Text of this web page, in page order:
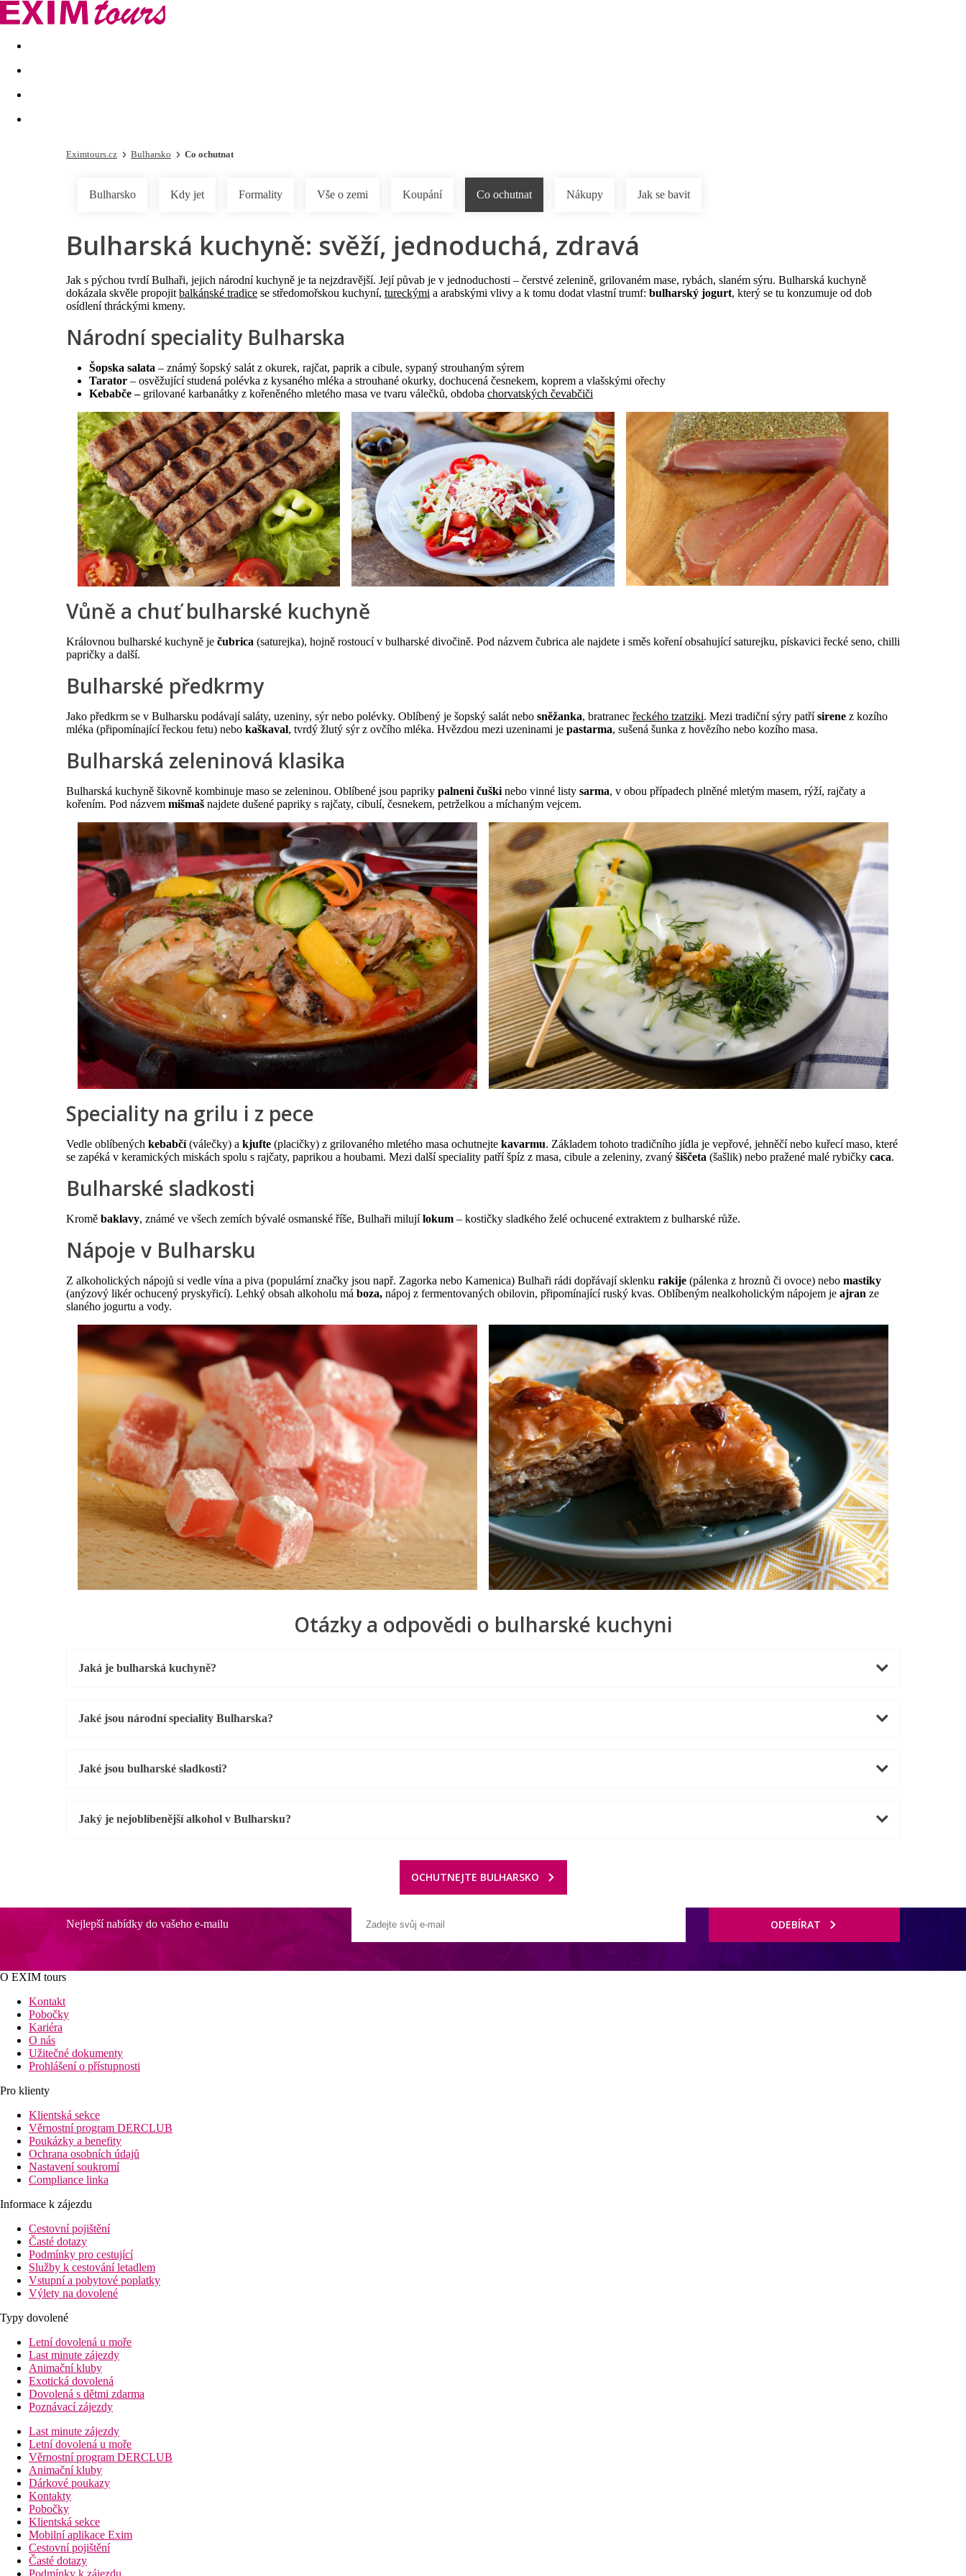
Akční nabídky Last minute
Eximtours.cz Bulharsko Co ochutnat
Bulharsko Kdy jet Formality Vše o zemi Koupání Co ochutnat Nákupy Jak se bavit
Bulharská kuchyně: svěží, jednoduchá, zdravá
Jak s pýchou tvrdí Bulhaři, jejich národní kuchyně je ta nejzdravější. Její půvab je v jednoduchosti – čerstvé zelenině, grilovaném mase, rybách, slaném sýru. Bulharská kuchyně
dokázala skvěle propojit balkánské tradice se středomořskou kuchyní, tureckými a arabskými vlivy a k tomu dodat vlastní trumf: bulharský jogurt, který se tu konzumuje od dob
osídlení thráckými kmeny.
Národní speciality Bulharska
Šopska salata – známý šopský salát z okurek, rajčat, paprik a cibule, sypaný strouhaným sýrem
Tarator – osvěžující studená polévka z kysaného mléka a strouhané okurky, dochucená česnekem, koprem a vlašskými ořechy
Kebabče – grilované karbanátky z kořeněného mletého masa ve tvaru válečků, obdoba chorvatských čevabčiči
Vůně a chuť bulharské kuchyně
Královnou bulharské kuchyně je čubrica (saturejka), hojně rostoucí v bulharské divočině. Pod názvem čubrica ale najdete i směs koření obsahující saturejku, pískavici řecké seno, chilli
papričky a další.
Bulharské předkrmy
Jako předkrm se v Bulharsku podávají saláty, uzeniny, sýr nebo polévky. Oblíbený je šopský salát nebo sněžanka, bratranec řeckého tzatziki. Mezi tradiční sýry patřísirene z kozího
mléka (připomínající řeckou fetu) nebo kaškaval, tvrdý žlutý sýr z ovčího mléka. Hvězdou mezi uzeninami je pastarma, sušená šunka z hovězího nebo kozího masa.
Bulharská zeleninová klasika
Bulharská kuchyně šikovně kombinuje maso se zeleninou. Oblíbené jsou papriky palneni čuški nebo vinné listy sarma, v obou případech plněné mletým masem, rýží, rajčaty a
kořením. Pod názvem mišmaš najdete dušené papriky s rajčaty, cibulí, česnekem, petrželkou a míchaným vejcem.
Speciality na grilu i z pece
Vedle oblíbených kebabčí(válečky) a kjufte (placičky) z grilovaného mletého masa ochutnejte kavarmu. Základem tohoto tradičního jídla je vepřové, jehněčí nebo kuřecí maso, které
se zapéká v keramických miskách spolu s rajčaty, paprikou a houbami. Mezi další speciality patří špíz z masa, cibule a zeleniny, zvaný šiščeta (šašlik) nebo pražené malé rybičky caca.
Bulharské sladkosti
Kromě baklavy, známé ve všech zemích bývalé osmanské říše, Bulhaři milujílokum – kostičky sladkého želé ochucené extraktem z bulharské růže.
Nápoje v Bulharsku
Z alkoholických nápojů si vedle vína a piva (populární značky jsou např. Zagorka nebo Kamenica) Bulhaři rádi dopřávají sklenku rakije (pálenka z hroznů či ovoce) nebo mastiky
(anýzový likér ochucený pryskyřicí). Lehký obsah alkoholu má boza, nápoj z fermentovaných obilovin, připomínající ruský kvas. Oblíbeným nealkoholickým nápojem je ajran ze
slaného jogurtu a vody.
Otázky a odpovědi o bulharské kuchyni
Jaká je bulharská kuchyně?
Jaké jsou národní speciality Bulharska?
Jaké jsou bulharské sladkosti?
Jaký je nejoblíbenější alkohol v Bulharsku?
OCHUTNEJTE BULHARSKO
Nejlepší nabídky do vašeho e-mailu ODEBÍRAT
O EXIM tours
Kontakt
Pobočky
Kariéra
O nás
Užitečné dokumenty
Prohlášení o přístupnosti
Pro klienty
Klientská sekce
Věrnostní program DERCLUB
Poukázky a benefity
Ochrana osobních údajů
Nastavení soukromí
Compliance linka
Informace k zájezdu
Cestovní pojištění
Časté dotazy
Podmínky pro cestující
Služby k cestování letadlem
Vstupní a pobytové poplatky
Výlety na dovolené
Typy dovolené
Letní dovolená u moře
Last minute zájezdy
Animační kluby
Exotická dovolená
Dovolená s dětmi zdarma
Poznávací zájezdy
Last minute zájezdy
Letní dovolená u moře
Věrnostní program DERCLUB
Animační kluby
Dárkové poukazy
Kontakty
Pobočky
Klientská sekce
Mobilní aplikace Exim
Cestovní pojištění
Časté dotazy
Podmínky k zájezdu